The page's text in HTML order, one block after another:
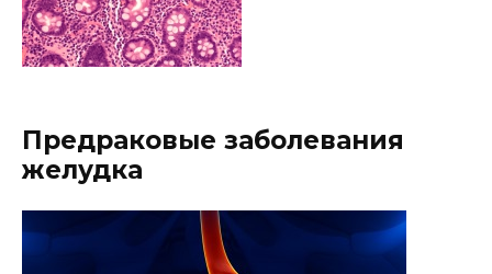
Предраковые заболевания
желудка